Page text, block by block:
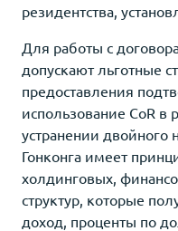
резидентства,
Для работы с
допускают льготные
предоставления
использование CoR в
устранении двойного
Гонконга имеет
холдинговых,
структур, которые
доход, проценты по